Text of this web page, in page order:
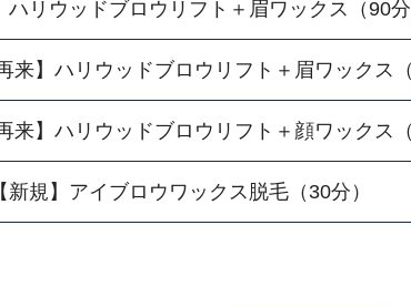
ハリウッドブロウリフト＋眉ワックス（90分
来】ハリウッドブロウリフト＋眉ワックス（
来】ハリウッドブロウリフト＋顔ワックス（
新規】アイブロウワックス脱毛（30分）